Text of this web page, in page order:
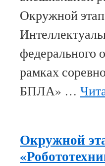
Окружной
федерального
рамках
БПЛА» …
Окружной